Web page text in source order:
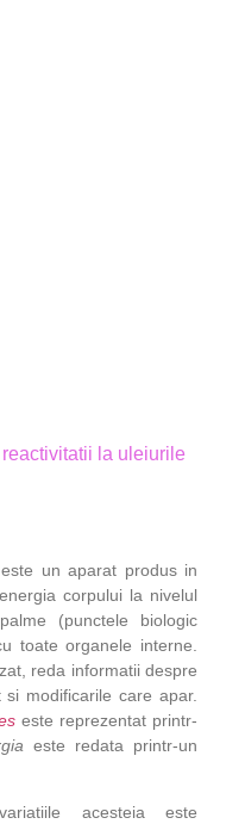
la uleiurile
este un aparat produs in
corpului la nivelul
(punctele biologic
toate organele interne.
reda informatii despre
modificarile care apar.
este reprezentat printr-
este redata printr-un
acesteia este